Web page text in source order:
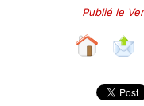
Publié le